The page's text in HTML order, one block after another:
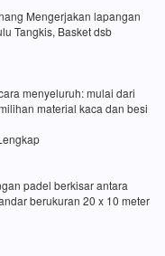
Mengerjakan lapangan
Tangkis, Basket dsb
menyeluruh: mulai dari
material kaca dan besi
padel berkisar antara
berukuran 20 x 10 meter